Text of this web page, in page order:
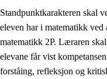
Standpunktkarakteren skal
eleven har i matematikk
matematikk 2P. Læraren
elevane får vist
forståing, refleksjon og